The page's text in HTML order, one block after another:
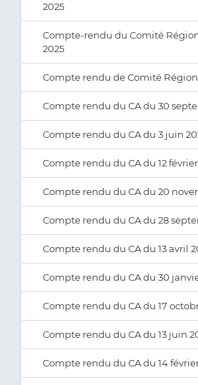
2025
Compte-rendu du Comité
2025
Compte rendu de Comité
Compte rendu du CA du 30
Compte rendu du CA du 3 juin
Compte rendu du CA du 12
Compte rendu du CA du 20
Compte rendu du CA du 28
Compte rendu du CA du 13 avril
Compte rendu du CA du 30
Compte rendu du CA du 17
Compte rendu du CA du 13 juin
Compte rendu du CA du 14